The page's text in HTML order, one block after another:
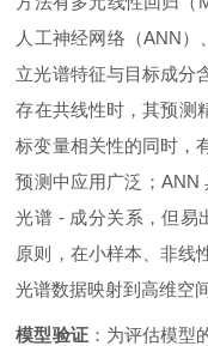
人工神经网络（ANN
立光谱特征与目标成分
存在共线性时，其预测
标变量相关性的同时，
预测中应用广泛；ANN
光谱 - 成分关系，但易
原则，在小样本、非线
光谱数据映射到高维空
模型验证：为评估模型